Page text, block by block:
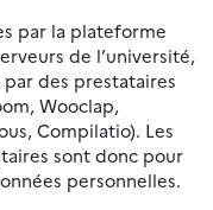
par la plateforme
de l’université,
des prestataires
Wooclap,
Compilatio). Les
sont donc pour
personnelles.